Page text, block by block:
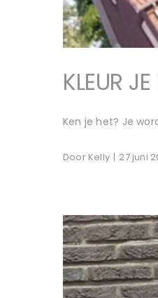
KLEUR
Ken je het? Je
Door Kelly | 27 juni